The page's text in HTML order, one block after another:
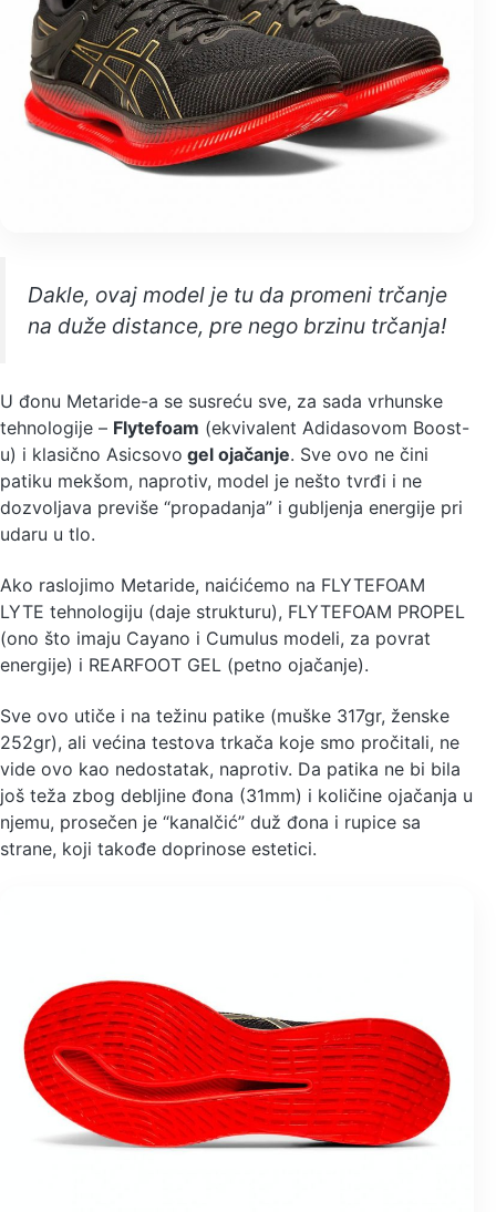
Dakle, ovaj model je tu da promeni trčanje
na duže distance, pre nego brzinu trčanja!
U đonu Metaride-a se susreću sve, za sada vrhunske
tehnologije – Flytefoam (ekvivalent Adidasovom Boost-
u) i klasično Asicsovo gel ojačanje. Sve ovo ne čini
patiku mekšom, naprotiv, model je nešto tvrđi i ne
dozvoljava previše “propadanja” i gubljenja energije pri
udaru u tlo.
Ako raslojimo Metaride, naićićemo na FLYTEFOAM
LYTE tehnologiju (daje strukturu), FLYTEFOAM PROPEL
(ono što imaju Cayano i Cumulus modeli, za povrat
energije) i REARFOOT GEL (petno ojačanje).
Sve ovo utiče i na težinu patike (muške 317gr, ženske
252gr), ali većina testova trkača koje smo pročitali, ne
vide ovo kao nedostatak, naprotiv. Da patika ne bi bila
još teža zbog debljine đona (31mm) i količine ojačanja u
njemu, prosečen je “kanalčić” duž đona i rupice sa
strane, koji takođe doprinose estetici.